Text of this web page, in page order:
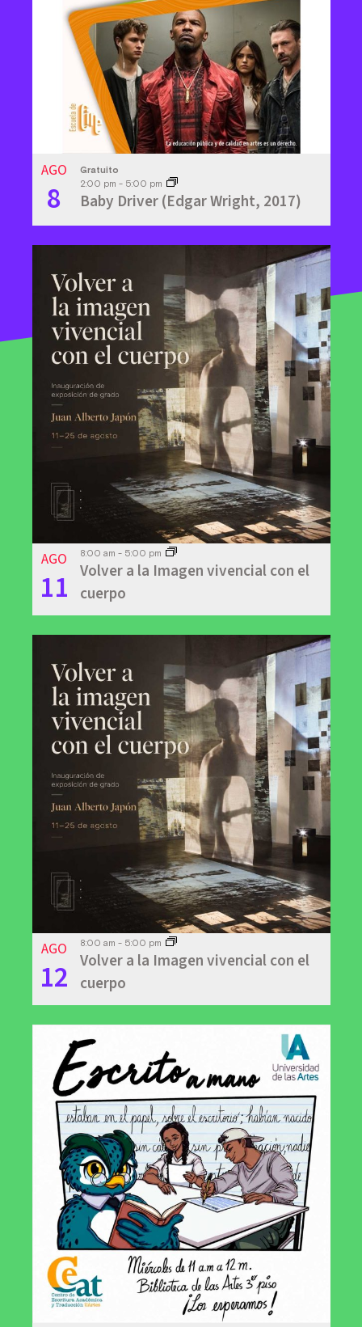
View
AGO
8 2:00 pm - 5:00 pm
Baby Driver (Edgar Wright, 2017)
Gratuito
AGO
11
8:00 am - 5:00 pm
Volver a la Imagen vivencial con el
cuerpo
AGO
12
8:00 am - 5:00 pm
Volver a la Imagen vivencial con el
cuerpo